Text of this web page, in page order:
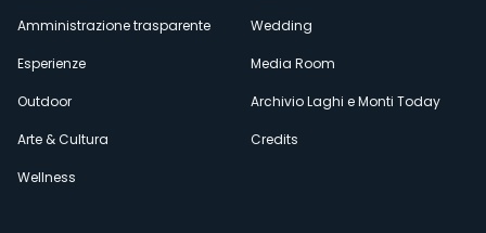
Amministrazione trasparente
Esperienze
Outdoor
Arte & Cultura
Wellness
Wedding
Media Room
Archivio Laghi e Monti Today
Credits